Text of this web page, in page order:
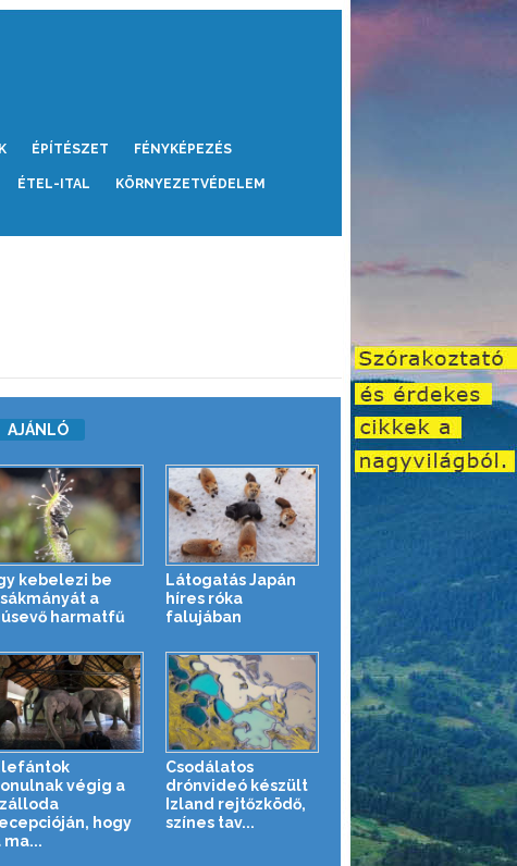
ÉPÍTÉSZET FÉNYKÉPEZÉS
ÉTEL-ITAL KÖRNYEZETVÉDELEM
AJÁNLÓ
kebelezi be
a
harmatfű
Látogatás Japán
híres róka
falujában
végig a
hogy
ma...
Csodálatos
drónvideó készült
Izland rejtőzködő,
színes tav...